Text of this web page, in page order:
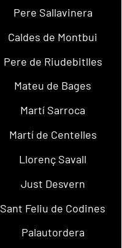
Pere Sallavinera
Caldes de Montbui
Pere de Riudebitlles
Mateu de Bages
Martí Sarroca
Martí de Centelles
Llorenç Savall
Just Desvern
Sant Feliu de Codines
Palautordera